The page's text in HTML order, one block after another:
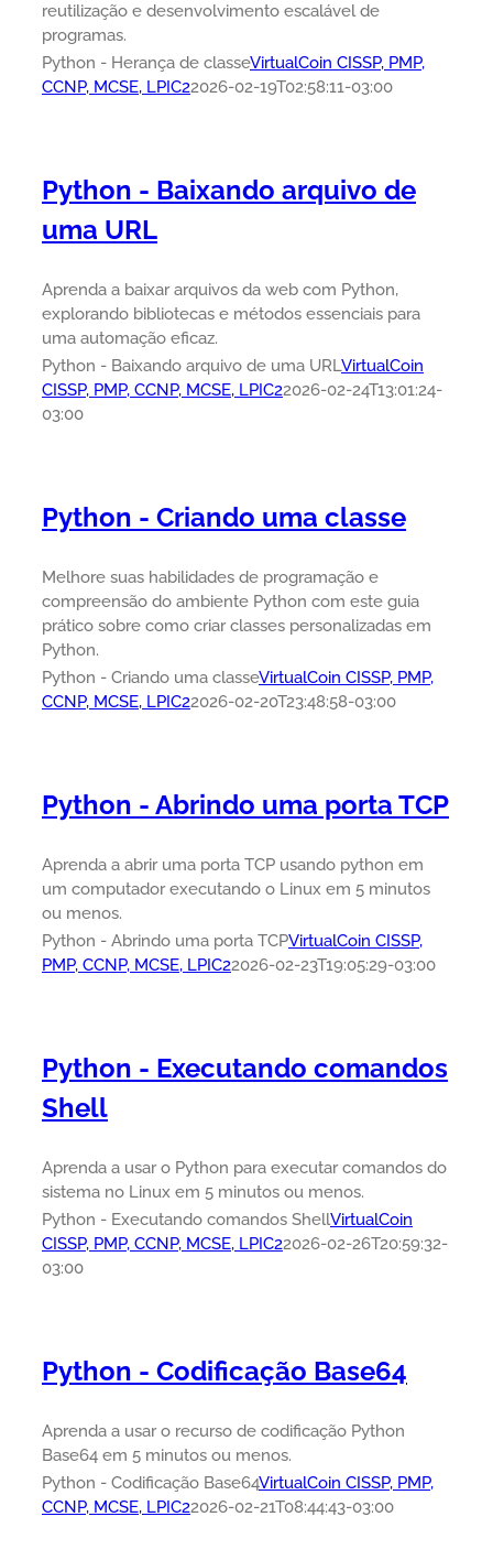
reutilização e desenvolvimento escalável de
programas.
Python - Herança de classeVirtualCoin CISSP, PMP,
CCNP, MCSE, LPIC22026-02-19T02:58:11-03:00
Python - Baixando arquivo de
uma URL
Aprenda a baixar arquivos da web com Python,
explorando bibliotecas e métodos essenciais para
uma automação eficaz.
Python - Baixando arquivo de uma URLVirtualCoin
CISSP, PMP, CCNP, MCSE, LPIC22026-02-24T13:01:24-
03:00
Python - Criando uma classe
Melhore suas habilidades de programação e
compreensão do ambiente Python com este guia
prático sobre como criar classes personalizadas em
Python.
Python - Criando uma classeVirtualCoin CISSP, PMP,
CCNP, MCSE, LPIC22026-02-20T23:48:58-03:00
Python - Abrindo uma porta TCP
Aprenda a abrir uma porta TCP usando python em
um computador executando o Linux em 5 minutos
ou menos.
Python - Abrindo uma porta TCPVirtualCoin CISSP,
PMP, CCNP, MCSE, LPIC22026-02-23T19:05:29-03:00
Python - Executando comandos
Shell
Aprenda a usar o Python para executar comandos do
sistema no Linux em 5 minutos ou menos.
Python - Executando comandos ShellVirtualCoin
CISSP, PMP, CCNP, MCSE, LPIC22026-02-26T20:59:32-
03:00
Python - Codificação Base64
Aprenda a usar o recurso de codificação Python
Base64 em 5 minutos ou menos.
Python - Codificação Base64VirtualCoin CISSP, PMP,
CCNP, MCSE, LPIC22026-02-21T08:44:43-03:00